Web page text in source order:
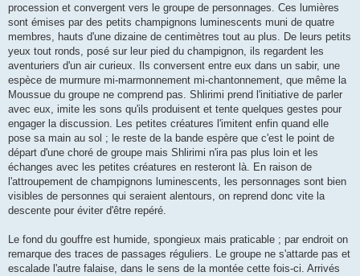
procession et convergent vers le groupe de personnages. Ces lumières
sont émises par des petits champignons luminescents muni de quatre
membres, hauts d'une dizaine de centimètres tout au plus. De leurs petits
yeux tout ronds, posé sur leur pied du champignon, ils regardent les
aventuriers d'un air curieux. Ils conversent entre eux dans un sabir, une
espèce de murmure mi-marmonnement mi-chantonnement, que même la
Moussue du groupe ne comprend pas. Shlirimi prend l'initiative de parler
avec eux, imite les sons qu'ils produisent et tente quelques gestes pour
engager la discussion. Les petites créatures l'imitent enfin quand elle
pose sa main au sol ; le reste de la bande espère que c'est le point de
départ d'une choré de groupe mais Shlirimi n'ira pas plus loin et les
échanges avec les petites créatures en resteront là. En raison de
l'attroupement de champignons luminescents, les personnages sont bien
visibles de personnes qui seraient alentours, on reprend donc vite la
descente pour éviter d'être repéré.
Le fond du gouffre est humide, spongieux mais praticable ; par endroit on
remarque des traces de passages réguliers. Le groupe ne s'attarde pas et
escalade l'autre falaise, dans le sens de la montée cette fois-ci. Arrivés